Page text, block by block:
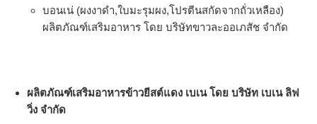
บอนเน่ (ผงงาดํา,ใบมะรุมผง,โปรตีนสกัดจากถั่วเหลือง)
ผลิตภัณฑ์เสริมอาหาร โดย บริษัทขาวละออเภสัช จํากัด
ผลิตภัณฑ์เสริมอาหารข้าวยีสต์แดง เบเน โดย บริษัท เบเน ลิฟ
วิ่ง จํากัด